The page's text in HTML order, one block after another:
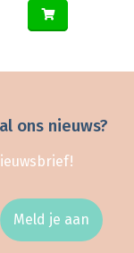
ons nieuws?
Meld je aan